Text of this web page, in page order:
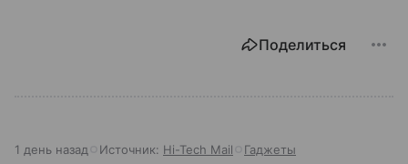
Поделиться
1 день назад Источник: Hi-Tech Mail Гаджеты